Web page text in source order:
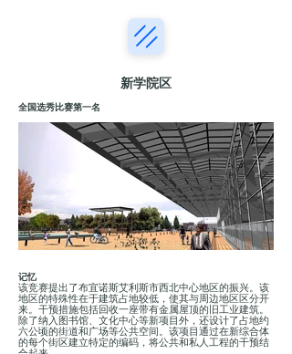
新学院区
全国选秀比赛第一名
记忆
该竞赛提出了布宜诺斯艾利斯市西北中心地区的振兴。该
地区的特殊性在于建筑占地较低，使其与周边地区区分开
来。干预措施包括回收一座带有金属屋顶的旧工业建筑。
除了纳入图书馆、文化中心等新项目外，还设计了占地约
六公顷的街道和广场等公共空间。该项目通过在新综合体
的每个街区建立特定的编码，将公共和私人工程的干预结